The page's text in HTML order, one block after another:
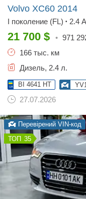
Volvo XC60 2014
I поколениe (FL) • 2.4
(Momentum)
21 700 $ • 971
166 тыс. км
Дизель, 2.4 л.
BI 4641 HT
27.07.2026
Перевірений VIN-код
35